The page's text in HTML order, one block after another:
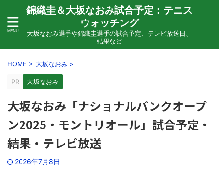
錦織圭＆大坂なおみ試合予定：テニス
ウォッチング
大坂なおみ選手や錦織圭選手の試合予定、テレビ放送日、
結果など
HOME > 大坂なおみ >
PR 大坂なおみ
大坂なおみ「ナショナルバンクオープ
ン2025・モントリオール」試合予定・
結果・テレビ放送
2026年7月8日